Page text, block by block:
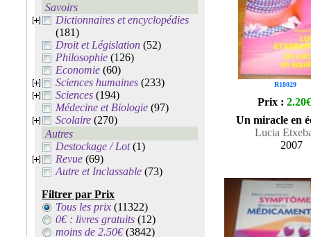
Savoirs
Dictionnaires et encyclopédies
(181)
Droit et Législation (52)
Philosophie (126)
Economie (60)
Sciences humaines (233)
Sciences (194)
Médecine et Biologie (97)
Scolaire (270)
Autres
Destockage / Lot(1)
Revue (69)
Autre et Inclassable (73)
Filtrer par Prix
Tous les prix (11322)
0€ : livres gratuits (12)
moins de 2.50€(3842)
R18029
Prix : 2.20€
Un miracle en
Lucia
2007